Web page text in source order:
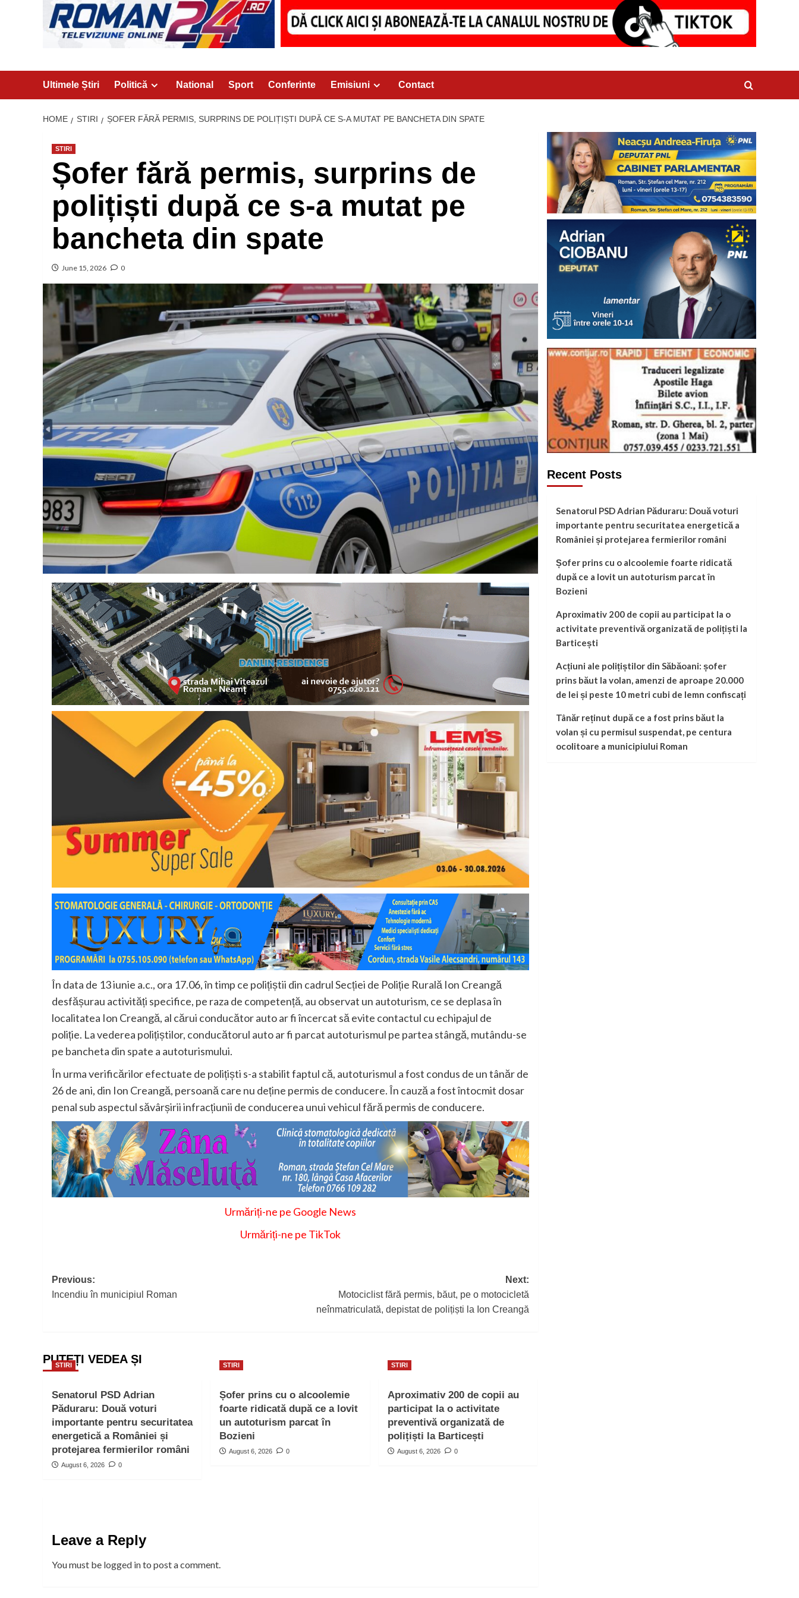
Ultimele Știri Politică National Sport Conferinte Emisiuni Contact
HOME STIRI ȘOFER FĂRĂ PERMIS, SURPRINS DE POLIȚIȘTI DUPĂ CE S-A MUTAT PE BANCHETA DIN SPATE
STIRI
Șofer fără permis, surprins de
polițiști după ce s-a mutat pe
bancheta din spate
June 15, 2026 0
În data de 13 iunie a.c., ora 17.06, în timp ce polițiștii din cadrul Secției de Poliție Rurală Ion Creangă
desfășurau activități specifice, pe raza de competență, au observat un autoturism, ce se deplasa în
localitatea Ion Creangă, al cărui conducător auto ar fi încercat să evite contactul cu echipajul de
poliție. La vederea polițiștilor, conducătorul auto ar fi parcat autoturismul pe partea stângă, mutându-se
pe bancheta din spate a autoturismului.
În urma verificărilor efectuate de polițiști s-a stabilit faptul că, autoturismul a fost condus de un tânăr de
26 de ani, din Ion Creangă, persoană care nu deține permis de conducere. În cauză a fost întocmit dosar
penal sub aspectul săvârșirii infracțiunii de conducerea unui vehicul fără permis de conducere.
Urmăriți-ne pe Google News
Urmăriți-ne pe TikTok
Post
navigation
Previous:
Incendiu în municipiul Roman
Next:
Motociclist fără permis, băut, pe o motocicletă
neînmatriculată, depistat de polițiști la Ion Creangă
PUTEȚI VEDEA ȘI
STIRI
Senatorul PSD Adrian
Păduraru: Două voturi
importante pentru securitatea
energetică a României și
protejarea fermierilor români
August 6, 2026 0
STIRI
Șofer prins cu o alcoolemie
foarte ridicată după ce a lovit
un autoturism parcat în
Bozieni
August 6, 2026 0
STIRI
Aproximativ 200 de copii au
participat la o activitate
preventivă organizată de
polițiști la Barticești
August 6, 2026 0
Leave a Reply
You must be logged into post a comment.
Recent Posts
Senatorul PSD Adrian Păduraru: Două voturi
importante pentru securitatea energetică a
României și protejarea fermierilor români
Șofer prins cu o alcoolemie foarte ridicată
după ce a lovit un autoturism parcat în
Bozieni
Aproximativ 200 de copii au participat la o
activitate preventivă organizată de polițiști la
Barticești
Acțiuni ale polițiștilor din Săbăoani: șofer
prins băut la volan, amenzi de aproape 20.000
de lei și peste 10 metri cubi de lemn confiscați
Tânăr reținut după ce a fost prins băut la
volan și cu permisul suspendat, pe centura
ocolitoare a municipiului Roman